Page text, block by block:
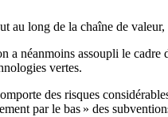
long de la chaîne de
néanmoins assoupli le
vertes.
des risques
par le bas » des